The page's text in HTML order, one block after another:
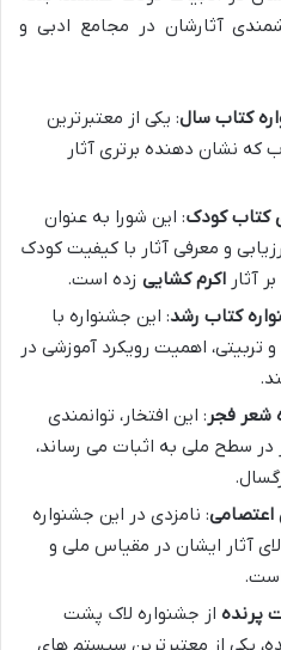
آثارشان در مجامع ادبی و
کتاب سال: یکی از معتبرترین
که نشان دهنده برتری آثار
کتاب کودک: این شورا به عنوان
و معرفی آثار با کیفیت کودک
آثار اکرم کشایی زده است.
کتاب رشد: این جشنواره با
تربیتی، اهمیت رویکرد آموزشی در
شعر فجر : این افتخار، توانمندی
در سطح ملی به اثبات می رساند،
اعتصامی: نامزدی در این جشنواره
آثار ایشان در مقیاس ملی و
است.
پرنده از جشنواره لاک پشت